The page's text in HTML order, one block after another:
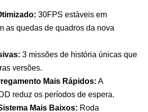
30FPS estáveis em
as quedas de quadros da nova
3 missões de história únicas que
versões.
Mais Rápidos: A
reduz os períodos de espera.
Mais Baixos: Roda